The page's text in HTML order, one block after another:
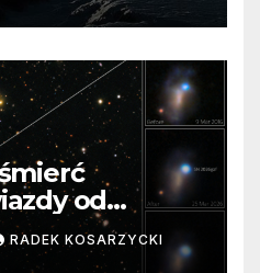
od
Niezwykle
RADEK KOSARZYCKI